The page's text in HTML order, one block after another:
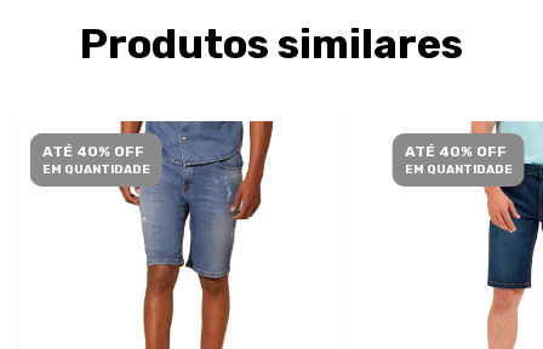
Produtos similares
ATÉ 40% OFF
EM QUANTIDADE
ATÉ 40% OFF
EM QUANTIDADE